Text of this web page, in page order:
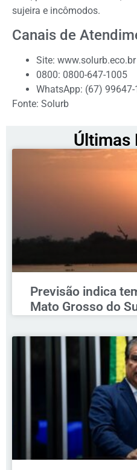
sujeira e incômodos.
Canais de
Site: www.solurb.eco.br
0800: 0800-647-1005
WhatsApp: (67)
Fonte: Solurb
Últimas
Previsão indica
Mato Grosso do